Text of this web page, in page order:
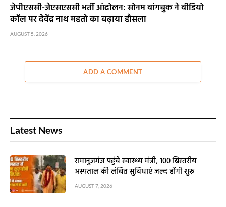
जेपीएससी-जेएसएससी भर्ती आंदोलन: सोनम वांगचुक ने वीडियो
कॉल पर देवेंद्र नाथ महतो का बढ़ाया हौसला
AUGUST 5, 2026
ADD A COMMENT
Latest News
रामानुजगंज पहुंचे स्वास्थ्य मंत्री, 100 बिस्तरीय
अस्पताल की लंबित सुविधाएं जल्द होंगी शुरू
AUGUST 7, 2026